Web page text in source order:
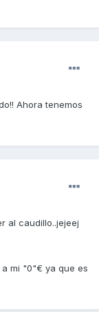
Ahora tenemos
al caudillo..jejeej
mi "0"€ ya que es